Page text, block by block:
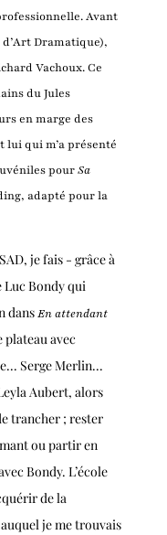
Avant
d’Art Dramatique),
Vachoux. Ce
du Jules
en marge des
lui qui m’a présenté
pourSa
adapté pour la
je fais - grâce à
Luc Bondy qui
dansEn attendant
plateau avec
Serge Merlin...
Aubert, alors
trancher ; rester
ou partir en
Bondy. L’école
de la
je me trouvais